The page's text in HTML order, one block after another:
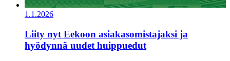
1.1.2026
Liity nyt Eekoon asiakasomistajaksi ja
hyödynnä uudet huippuedut